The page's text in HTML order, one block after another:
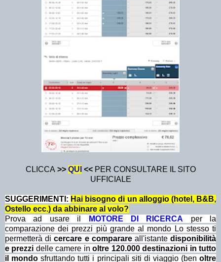
CLICCA >> QUI << PER CONSULTARE IL SITO
UFFICIALE
SUGGERIMENTI: Hai bisogno di un alloggio (hotel, B&B,
Ostello ecc.) da abbinare al volo?
Prova ad usare il
MOTORE DI RICERCA
per la
comparazione dei prezzi più grande al mondo Lo stesso ti
permetterà dicercare e comparare all'istantedisponibilità
e prezzi delle camere inoltre 120.000 destinazioni in tutto
il mondo sfruttando tutti i principali siti di viaggio (benoltre